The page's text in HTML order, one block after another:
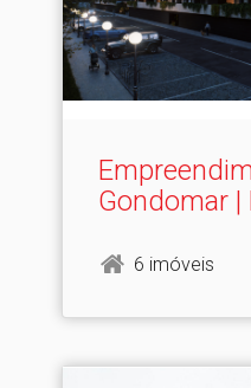
Gondomar |
6 imóveis